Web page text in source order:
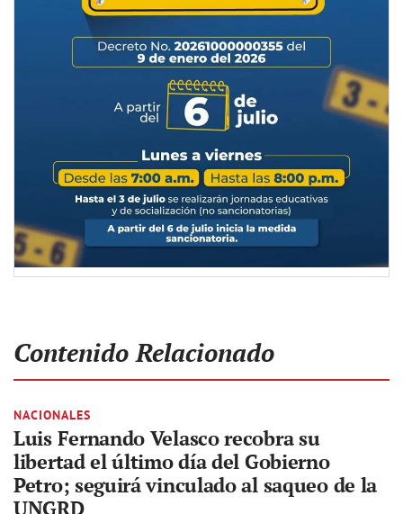
Contenido Relacionado
NACIONALES
Luis Fernando Velasco recobra su
libertad el último día del Gobierno
Petro; seguirá vinculado al saqueo de la
UNGRD